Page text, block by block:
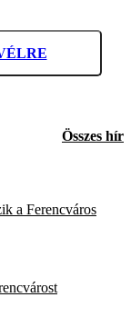
Összes hír
a Ferencváros